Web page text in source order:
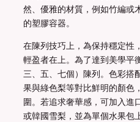
然、優雅的材質，例如竹編或
的塑膠容器。
在陳列技巧上，為保持穩定性
輕盈者在上。為了達到美學平
三、五、七個）陳列。色彩搭
果與綠色梨等對比鮮明的顏色
圍。若追求奢華感，可加入進
或韓國雪梨，並為單個水果包